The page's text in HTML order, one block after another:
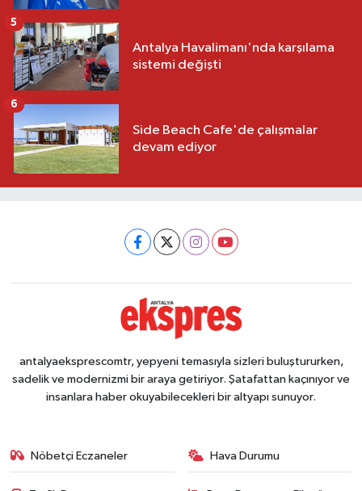
Antalya Havalimanı'nda karşılama
sistemi değişti
5
Side Beach Cafe'de çalışmalar
devam ediyor
6
antalyaeksprescomtr, yepyeni temasıyla sizleri buluştururken,
sadelik ve modernizmi bir araya getiriyor. Şatafattan kaçınıyor ve
insanlara haber okuyabilecekleri bir altyapı sunuyor.
Nöbetçi Eczaneler Hava Durumu